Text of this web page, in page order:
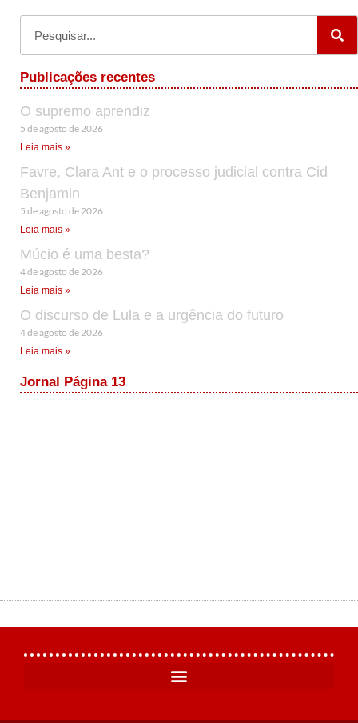
Publicações recentes
O supremo aprendiz
5 de agosto de 2026
Leia mais »
Favre, Clara Ant e o processo judicial contra Cid
Benjamin
5 de agosto de 2026
Leia mais »
Múcio é uma besta?
4 de agosto de 2026
Leia mais »
O discurso de Lula e a urgência do futuro
4 de agosto de 2026
Leia mais »
Jornal Página 13